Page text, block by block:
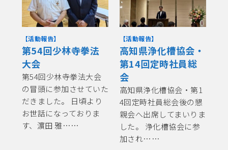
【活動報告】
第54回少林寺拳法
大会
第54回少林寺拳法大会
の冒頭に参加させていた
だきました。 日頃より
お世話になっておりま
す、濵田 雅……
【活動報告】
高知県浄化槽協会・
第14回定時社員総
会
高知県浄化槽協会・第1
4回定時社員総会後の懇
親会へ出席してまいりま
した。 浄化槽協会に参
加され……